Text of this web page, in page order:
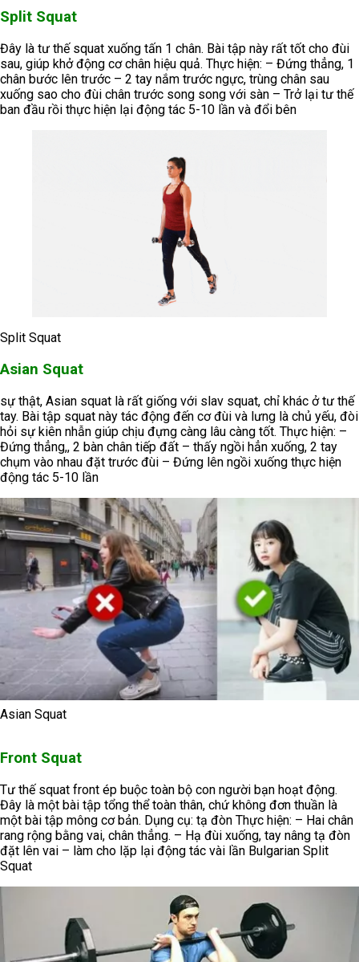
Split Squat
Đây là tư thế squat xuống tấn 1 chân. Bài tập này rất tốt cho đùi
sau, giúp khở động cơ chân hiệu quả. Thực hiện: – Đứng thẳng, 1
chân bước lên trước – 2 tay nắm trước ngực, trùng chân sau
xuống sao cho đùi chân trước song song với sàn – Trở lại tư thế
ban đầu rồi thực hiện lại động tác 5-10 lần và đổi bên
Split Squat
Asian Squat
sự thật, Asian squat là rất giống với slav squat, chỉ khác ở tư thế
tay. Bài tập squat này tác động đến cơ đùi và lưng là chủ yếu, đòi
hỏi sự kiên nhẫn giúp chịu đựng càng lâu càng tốt. Thực hiện: –
Đứng thẳng,, 2 bàn chân tiếp đất – thấy ngồi hẳn xuống, 2 tay
chụm vào nhau đặt trước đùi – Đứng lên ngồi xuống thực hiện
động tác 5-10 lần
Asian Squat
Front Squat
Tư thế squat front ép buộc toàn bộ con người bạn hoạt động.
Đây là một bài tập tổng thể toàn thân, chứ không đơn thuần là
một bài tập mông cơ bản. Dụng cụ: tạ đòn Thực hiện: – Hai chân
rang rộng bằng vai, chân thẳng. – Hạ đùi xuống, tay nâng tạ đòn
đặt lên vai – làm cho lặp lại động tác vài lần Bulgarian Split
Squat